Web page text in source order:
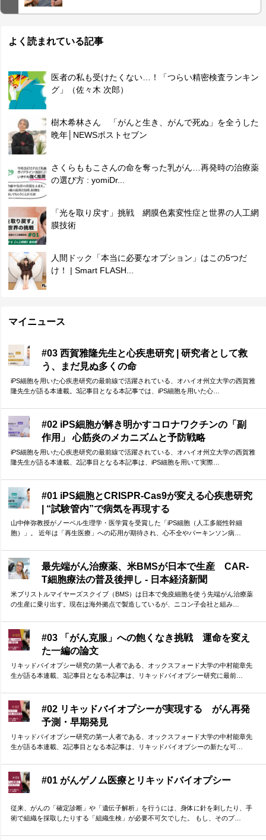
よく読まれている記事
医者の私も受けたくない…！「つらい精密検査ランキン
グ」（佐々木 次郎）
樹木希林さん 「がんと生き、がんで死ぬ」を全うした
晩年│NEWSポストセブン
さくらももこさんの命を奪った乳がん…再発時の治療薬
の選び方 : yomiDr...
「光を取り戻す」挑戦 網膜色素変性症と世界の人工網
膜技術
人間ドック「本当に必要なオプション」はこの5つだ
け！ | Smart FLASH...
マイニュース
#03 西賀雅隆先生と心疾患研究 | 研究者として救
う、まだ見ぬ多くの命
iPS細胞を用いた心疾患研究の最前線で活躍されている、オハイオ州立大学の西賀雅
隆先生が語る本連載。3記事目となる本記事では、iPS細胞を用いた心…
#02 iPS細胞が解き明かすコロナワクチンの「副
作用」 心筋炎のメカニズムと予防戦略
iPS細胞を用いた心疾患研究の最前線で活躍されている、オハイオ州立大学の西賀雅
隆先生が語る本連載、2記事目となる本記事は、iPS細胞を用いて実際…
#01 iPS細胞とCRISPR-Cas9が変える心疾患研究
| “試験管内”で病気を再現する
山中伸弥教授がノーベル生理学・医学賞を受賞した「iPS細胞（人工多能性幹細
胞）」。 近年は「再生医療」への応用が期待され、心不全やパーキンソン病…
最先端がん治療薬、米BMSが日本で生産 CAR-
T細胞療法の普及後押し - 日本経済新聞
米ブリストルマイヤーズスクイブ（BMS）は日本で免疫細胞を使う先端がん治療薬
の生産に乗り出す。現在は海外拠点で製造しているが、ニコン子会社と組み…
#03 「がん克服」への飽くなき挑戦 運命を変え
た一編の論文
リキッドバイオプシー研究の第一人者である、オックスフォード大学の中村能章先
生が語る本連載、3記事目となる本記事は、リキッドバイオプシー研究に最前…
#02 リキッドバイオプシーが実現する がん再発
予測・早期発見
リキッドバイオプシー研究の第一人者である、オックスフォード大学の中村能章先
生が語る本連載、2記事目となる本記事は、リキッドバイオプシーの新たな可…
#01 がんゲノム医療とリキッドバイオプシー
従来、がんの「確定診断」や「遺伝子解析」を行うには、身体に針を刺したり、手
術で組織を採取したりする「組織生検」が必要不可欠でした。 もし、そのプ…